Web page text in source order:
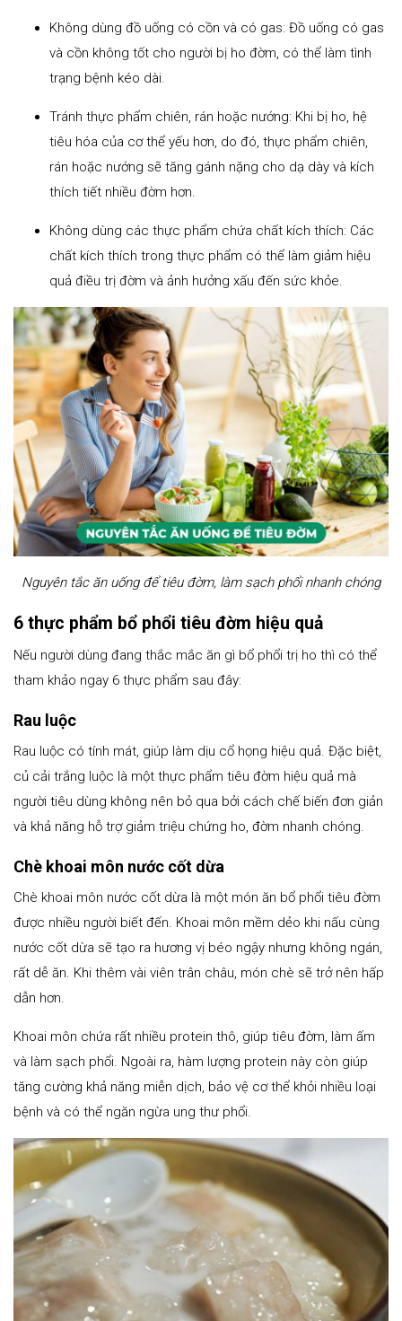
Không dùng đồ uống có cồn và có gas: Đồ uống có gas
và cồn không tốt cho người bị ho đờm, có thể làm tình
trạng bệnh kéo dài.
Tránh thực phẩm chiên, rán hoặc nướng: Khi bị ho, hệ
tiêu hóa của cơ thể yếu hơn, do đó, thực phẩm chiên,
rán hoặc nướng sẽ tăng gánh nặng cho dạ dày và kích
thích tiết nhiều đờm hơn.
Không dùng các thực phẩm chứa chất kích thích: Các
chất kích thích trong thực phẩm có thể làm giảm hiệu
quả điều trị đờm và ảnh hưởng xấu đến sức khỏe.
Nguyên tắc ăn uống để tiêu đờm, làm sạch phổi nhanh chóng
6 thực phẩm bổ phổi tiêu đờm hiệu quả
Nếu người dùng đang thắc mắc ăn gì bổ phổi trị ho thì có thể
tham khảo ngay 6 thực phẩm sau đây:
Rau luộc
Rau luộc có tính mát, giúp làm dịu cổ họng hiệu quả. Đặc biệt,
củ cải trắng luộc là một thực phẩm tiêu đờm hiệu quả mà
người tiêu dùng không nên bỏ qua bởi cách chế biến đơn giản
và khả năng hỗ trợ giảm triệu chứng ho, đờm nhanh chóng.
Chè khoai môn nước cốt dừa
Chè khoai môn nước cốt dừa là một món ăn bổ phổi tiêu đờm
được nhiều người biết đến. Khoai môn mềm dẻo khi nấu cùng
nước cốt dừa sẽ tạo ra hương vị béo ngậy nhưng không ngán,
rất dễ ăn. Khi thêm vài viên trân châu, món chè sẽ trở nên hấp
dẫn hơn.
Khoai môn chứa rất nhiều protein thô, giúp tiêu đờm, làm ấm
và làm sạch phổi. Ngoài ra, hàm lượng protein này còn giúp
tăng cường khả năng miễn dịch, bảo vệ cơ thể khỏi nhiều loại
bệnh và có thể ngăn ngừa ung thư phổi.